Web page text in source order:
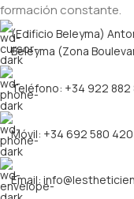
formación constante.
(Edificio Beleyma)
Beleyma (Zona
Teléfono: +34 922 882
Móvil: +34 692 580 420
Email: